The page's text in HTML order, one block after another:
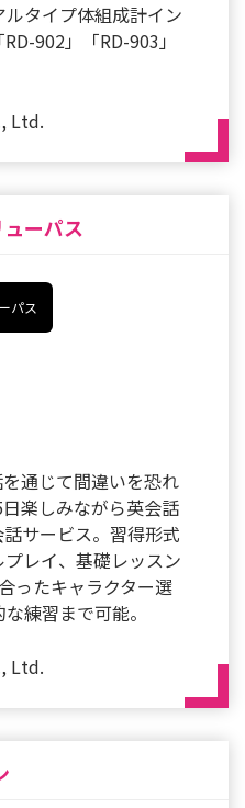
タイプ体組成計イン
902」「RD-903」
Ltd.
ーパス
パス
通じて間違いを恐れ
楽しみながら英会話
サービス。習得形式
レイ、基礎レッスン
ったキャラクター選
練習まで可能。
Ltd.